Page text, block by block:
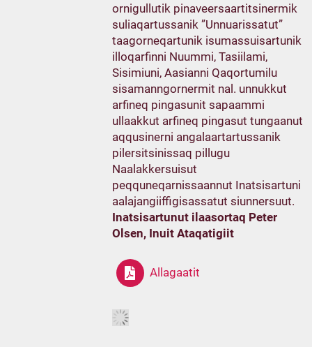
ornigullutik pinaveersaartitsinermik
suliaqartussanik ”Unnuarissatut”
taagorneqartunik isumassuisartunik
illoqarfinni Nuummi, Tasiilami,
Sisimiuni, Aasianni Qaqortumilu
sisamanngornermit nal. unnukkut
arfineq pingasunit sapaammi
ullaakkut arfineq pingasut tungaanut
aqqusinerni angalaartartussanik
pilersitsinissaq pillugu
Naalakkersuisut
peqquneqarnissaannut Inatsisartuni
aalajangiiffigisassatut siunnersuut.
Inatsisartunut ilaasortaq Peter
Olsen, Inuit Ataqatigiit
Allagaatit